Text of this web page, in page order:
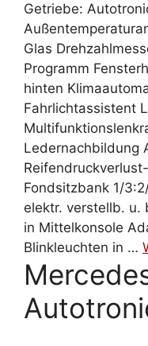
Getriebe:
Glas
Programm
hinten
Fahrlichtassistent
Ledernachbildung
Fondsitzbank 1/
elektr. verstellb. u.
in Mittelkonsole
Blinkleuchten in …